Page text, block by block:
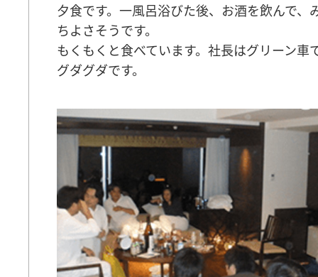
夕食です。一風呂浴びた後、お酒を飲んで、
ちよさそうです。
もくもくと食べています。社長はグリーン車
グダグダです。